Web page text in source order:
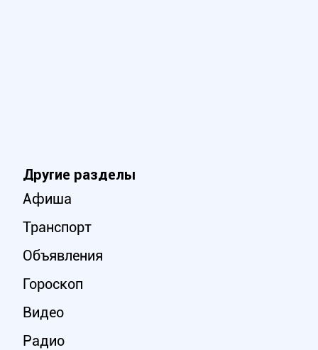
Другие разделы
Афиша
Транспорт
Объявления
Гороскоп
Видео
Радио